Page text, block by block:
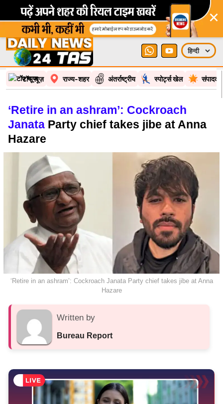
×
टॉप न्यूज़ राज्य-शहर अंतर्राष्ट्रीय स्पोर्ट्स खेल
‘Retire in an ashram’: Cockroach
Janata Party chief takes jibe at Anna
Hazare
‘Retire in an ashram’: Cockroach Janata Party chief takes jibe at Anna
Hazare
Written by
Bureau Report